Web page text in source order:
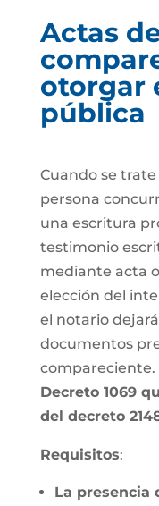
Actas
otorgar
pública
Cuando se
persona
una escritura
testimonio
mediante acta
elección del
el notario
documentos
compareciente.
Decreto 1069
del decreto
Requisitos:
La presencia